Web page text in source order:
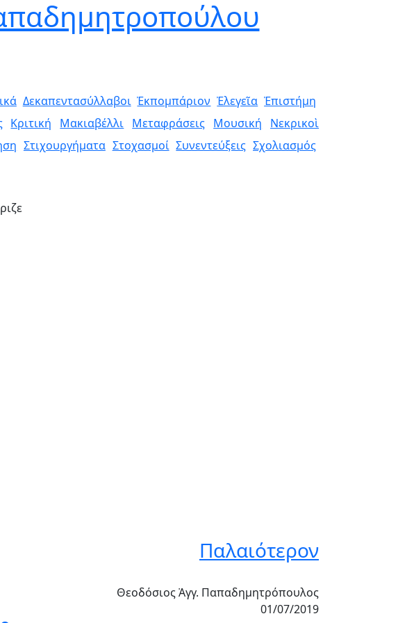
Δεκαπεντασύλλαβοι Ἐκπομπάριον Ἐλεγεῖα Ἐπιστήμη
Κριτική Μακιαβέλλι Μεταφράσεις Μουσική
Νεκρικοὶ
Στιχουργήματα Στοχασμοί Συνεντεύξεις Σχολιασμός
Παλαιότερον
Θεοδόσιος Ἀγγ. Παπαδημητρόπουλος
01/07/2019